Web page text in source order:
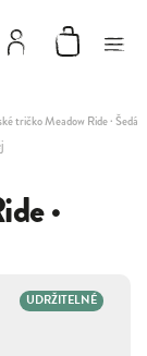
tričko Meadow Ride · Šedá
·
UDRŽITELNÉ